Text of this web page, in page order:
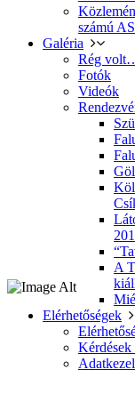
számú
Galéria
Rég
Fotók
Videók
A
Elérhetőségek
Kérdések